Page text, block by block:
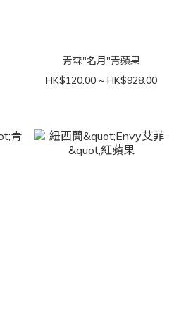
青森"名月"青蘋果
HK$120.00 ~ HK$928.00